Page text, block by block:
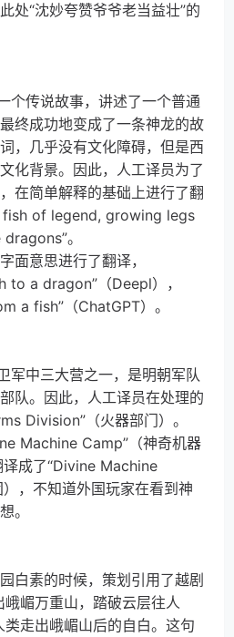
处“沈妙夸赞爷爷老当益壮”的
个传说故事，讲述了一个普通
终成功地变成了一条神龙的故
，几乎没有文化障碍，但是西
化背景。因此，人工译员为了
在简单解释的基础上进行了翻
fish of legend, growing legs
。
面意思进行了翻译，
a dragon”（Deepl），
a fish”（ChatGPT）。
军中三大营之一，是明朝军队
队。因此，人工译员在处理的
Division”（火器部门）。
Machine Camp”（神奇机器
成了“Divine Machine
，不知道外国玩家在看到神
。
白素的时候，策划引用了越剧
峨嵋万重山，踏破云层往人
类走出峨嵋山后的自白。这句